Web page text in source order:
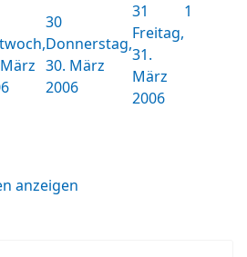
30
Donnerstag,
30. März
2006
31
Freitag,
31.
März
2006
1
anzeigen